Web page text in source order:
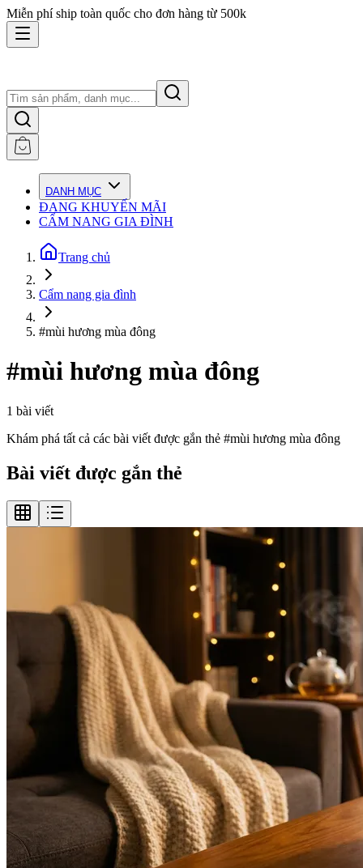
Miễn phí ship toàn quốc cho đơn hàng từ 500k
DANH MỤC
ĐANG KHUYẾN MÃI
CẨM NANG GIA ĐÌNH
Trang chủ
Cẩm nang gia đình
#mùi hương mùa đông
#mùi hương mùa đông
1 bài viết
Khám phá tất cả các bài viết được gắn thẻ #mùi hương mùa đông
Bài viết được gắn thẻ